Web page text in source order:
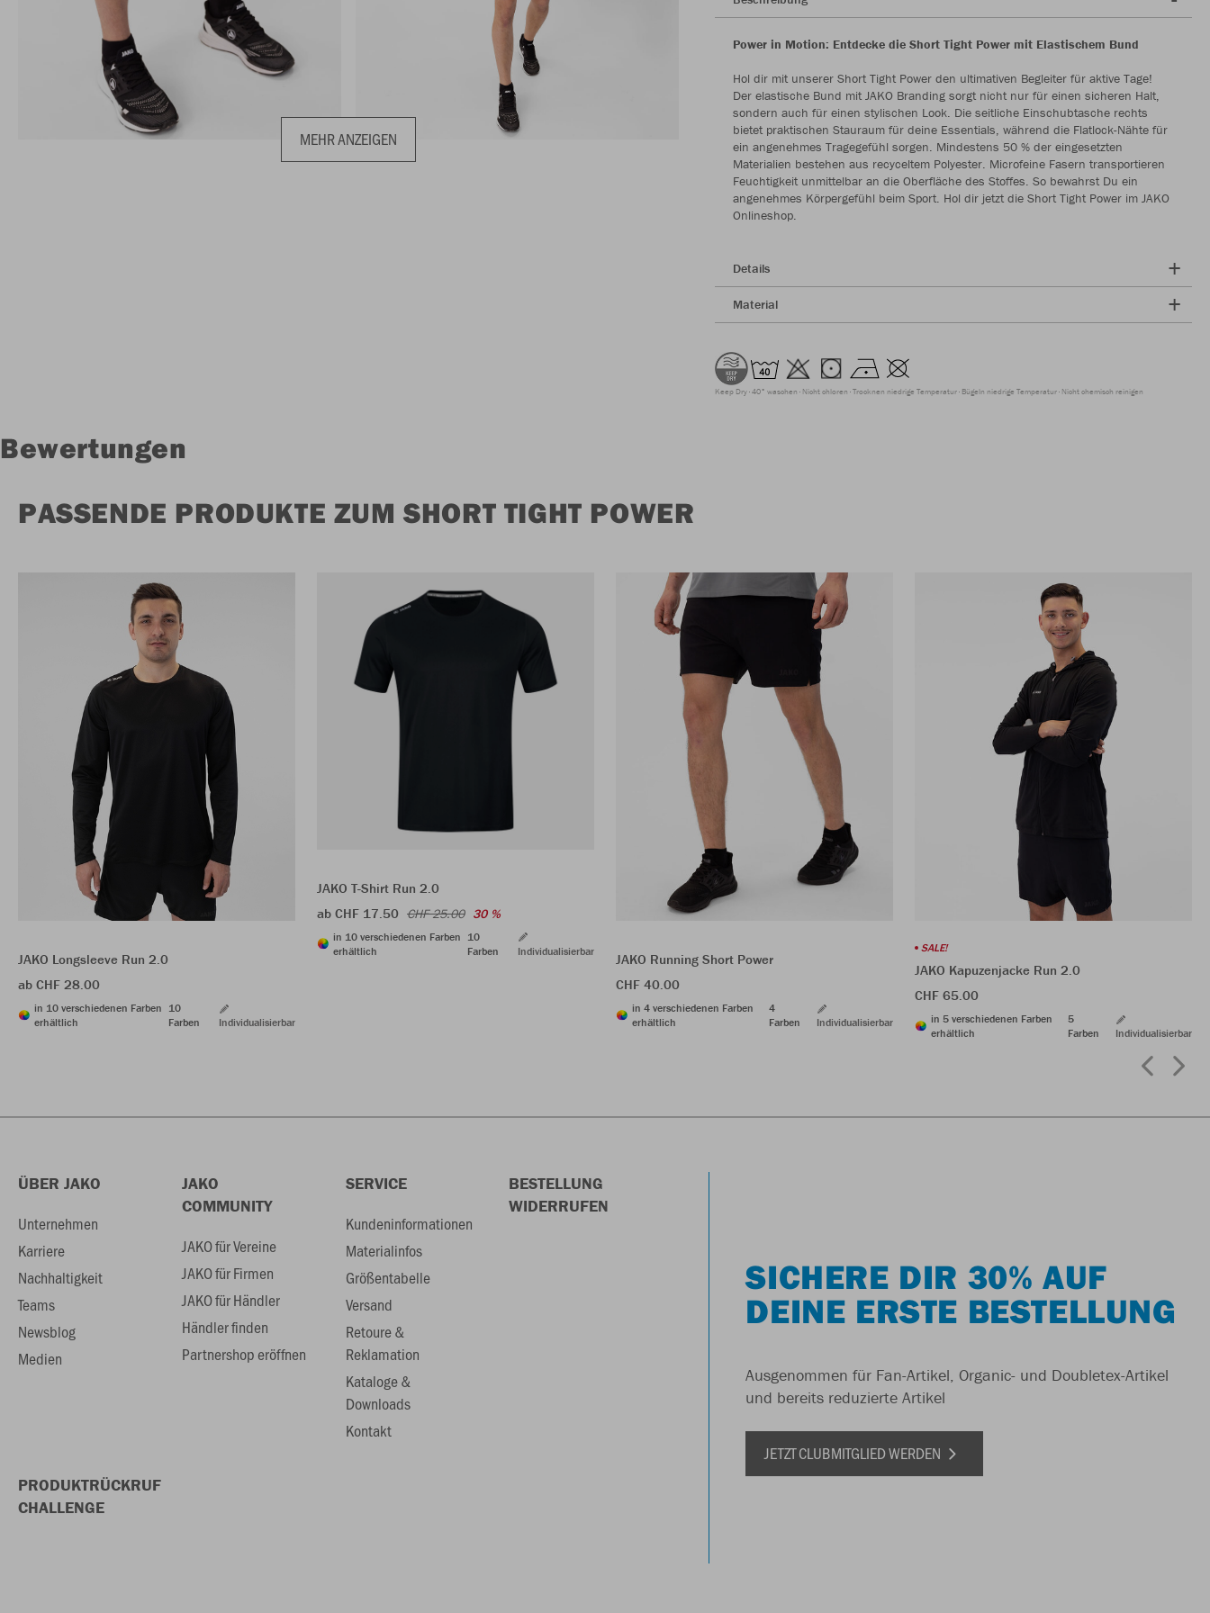
MEHR ANZEIGEN
Power in Motion: Entdecke die Short Tight Power mit Elastischem Bund
Hol dir mit unserer Short Tight Power den ultimativen Begleiter für aktive Tage!
Der elastische Bund mit JAKO Branding sorgt nicht nur für einen sicheren Halt,
sondern auch für einen stylischen Look. Die seitliche Einschubtasche rechts
bietet praktischen Stauraum für deine Essentials, während die Flatlock-Nähte für
ein angenehmes Tragegefühl sorgen. Mindestens 50 % der eingesetzten
Materialien bestehen aus recyceltem Polyester. Microfeine Fasern transportieren
Feuchtigkeit unmittelbar an die Oberfläche des Stoffes. So bewahrst Du ein
angenehmes Körpergefühl beim Sport. Hol dir jetzt die Short Tight Power im JAKO
Onlineshop.
Details
Material
Keep Dry 40° waschen Nicht chloren Trocknen niedrige Temperatur Bügeln niedrige Temperatur Nicht chemisch reinigen
Bewertungen
PASSENDE PRODUKTE ZUM SHORT TIGHT POWER
JAKO Longsleeve Run 2.0
ab CHF 28.00
in 10 verschiedenen Farben
erhältlich
10
Farben
Individualisierbar
JAKO T-Shirt Run 2.0
ab CHF 17.50 CHF 25.00 30 %
in 10 verschiedenen Farben
erhältlich
10
Farben
Individualisierbar
JAKO Running Short Power
CHF 40.00
in 4 verschiedenen Farben
erhältlich
4
Farben
Individualisierbar
SALE!
JAKO Kapuzenjacke Run 2.0
CHF 65.00
in 5 verschiedenen Farben
erhältlich
5
Farben
Individualisierbar
ÜBER JAKO
Unternehmen
Karriere
Nachhaltigkeit
Teams
Newsblog
Medien
JAKO
COMMUNITY
JAKO für Vereine
JAKO für Firmen
JAKO für Händler
Händler finden
Partnershop eröffnen
SERVICE
Kundeninformationen
Materialinfos
Größentabelle
Versand
Retoure &
Reklamation
Kataloge &
Downloads
Kontakt
BESTELLUNG
WIDERRUFEN
PRODUKTRÜCKRUF
CHALLENGE
SICHERE DIR 30% AUF
DEINE ERSTE BESTELLUNG
Ausgenommen für Fan-Artikel, Organic- und Doubletex-Artikel
und bereits reduzierte Artikel
JETZT CLUBMITGLIED WERDEN